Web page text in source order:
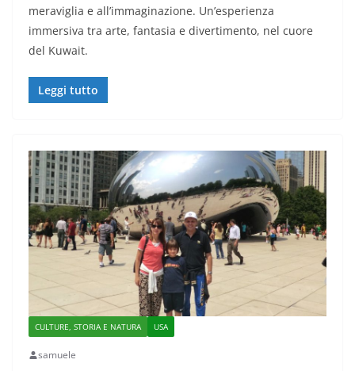
meraviglia e all’immaginazione. Un’esperienza
immersiva tra arte, fantasia e divertimento, nel cuore
del Kuwait.
Leggi tutto
CULTURE, STORIA E NATURA USA
samuele